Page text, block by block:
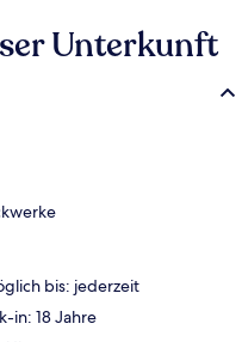
Unterkunft
bis: jederzeit
in: 18 Jahre